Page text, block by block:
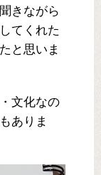
きながら
てくれた
と思いま
文化なの
ありま